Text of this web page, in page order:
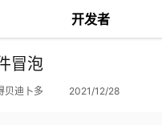
开发者
冒泡
贝迪卜多 2021/12/28